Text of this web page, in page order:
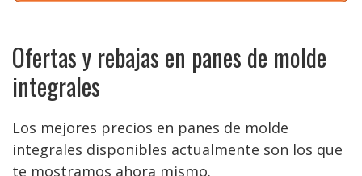
Ofertas y rebajas en panes de molde
integrales
Los mejores precios en panes de molde
integrales disponibles actualmente son los que
te mostramos ahora mismo.